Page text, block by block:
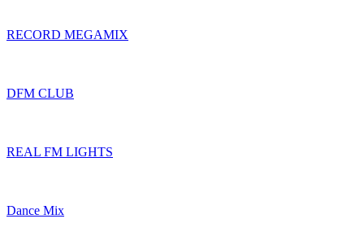
RECORD MEGAMIX
DFM CLUB
REAL FM LIGHTS
Dance Mix